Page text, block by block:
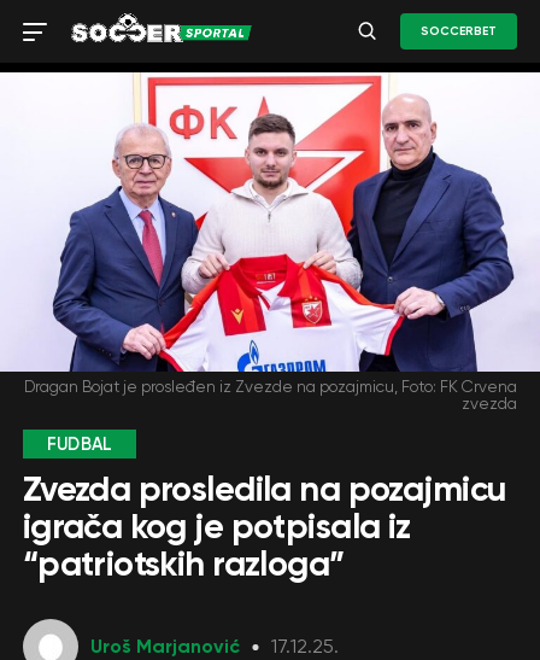
SOCCERBET
Dragan Bojat je prosleđen iz Zvezde na pozajmicu, Foto: FK Crvena
zvezda
FUDBAL
Zvezda prosledila na pozajmicu
igrača kog je potpisala iz
“patriotskih razloga”
Uroš Marjanović 17.12.25.